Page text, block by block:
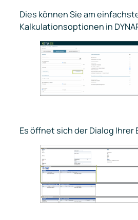
Dies können Sie am
Kalkulationsoptionen in
Es öffnet sich der Dialog